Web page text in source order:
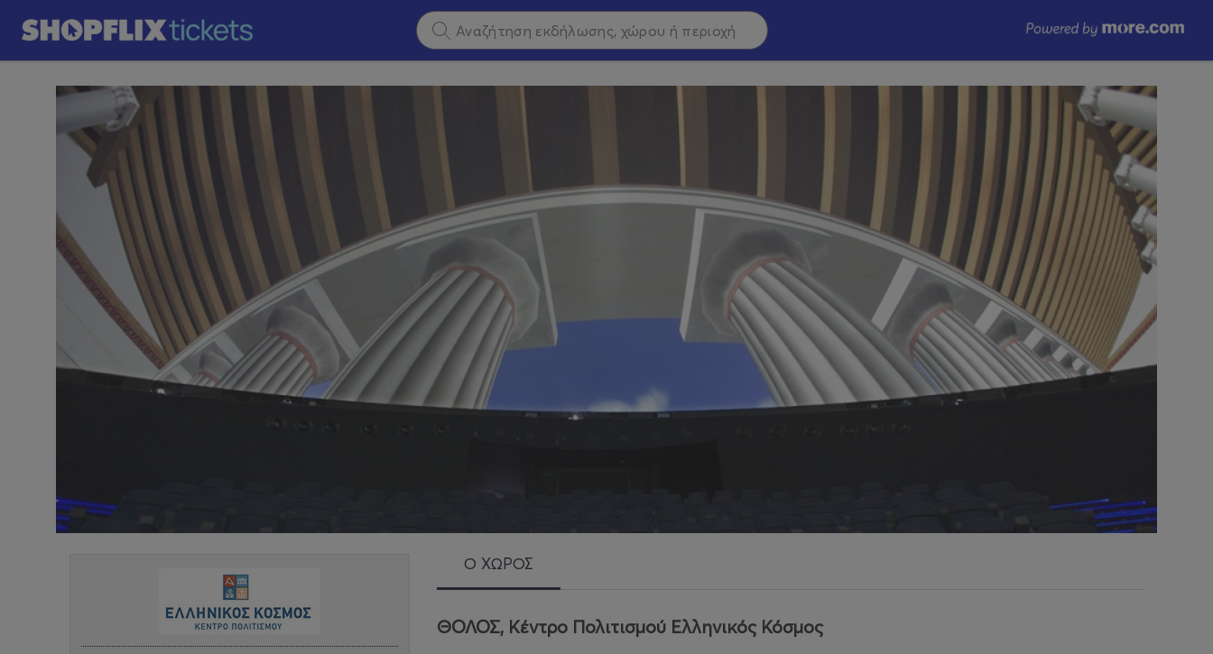
Ο ΧΩΡΟΣ
ΘΟΛΟΣ, Κέντρο Πολιτισμού Ελληνικός Κόσμος